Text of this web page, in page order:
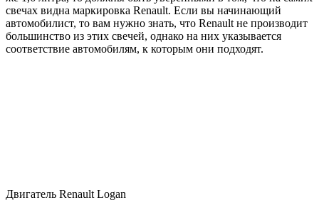
свечах видна маркировка Renault. Если вы начинающий
автомобилист, то вам нужно знать, что Renault не производит
большинство из этих свечей, однако на них указывается
соответствие автомобилям, к которым они подходят.
Двигатель Renault Logan